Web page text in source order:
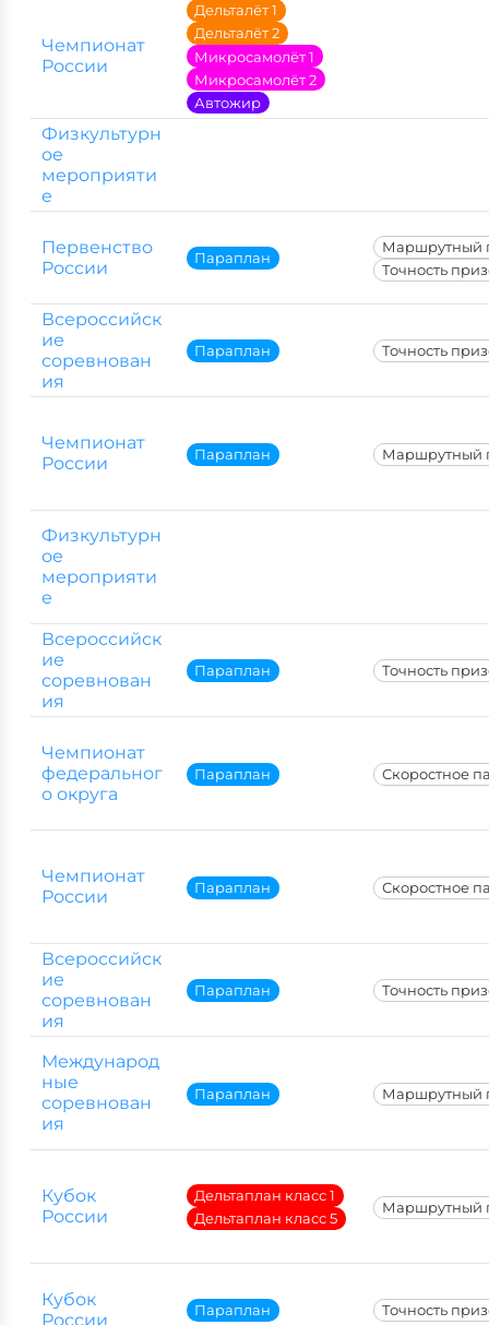
Чемпионат
России
Дельталёт 1
Дельталёт 2
Микросамолёт 1
Микросамолёт 2
Автожир
Физкультурн
ое
мероприяти
е
Первенство
России
Параплан
Маршрутный
Точность
Всероссийск
ие
соревнован
ия
Параплан Точность
Чемпионат
России
Параплан Маршрутный
Физкультурн
ое
мероприяти
е
Всероссийск
ие
соревнован
ия
Параплан Точность
Чемпионат
федеральног
о округа
Параплан Скоростное
Чемпионат
России
Параплан Скоростное
Всероссийск
ие
соревнован
ия
Параплан Точность
Международ
ные
соревнован
ия
Параплан Маршрутный
Кубок
России
Дельтаплан класс 1
Дельтаплан класс 5
Маршрутный
Кубок
России
Параплан Точность